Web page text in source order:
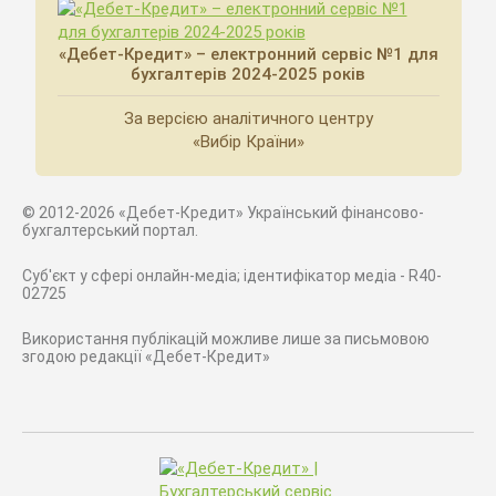
«Дебет-Кредит» – електронний сервіс №1 для
бухгалтерів 2024-2025 років
За версією аналітичного центру
«Вибір Країни»
© 2012-2026 «Дебет-Кредит» Український фінансово-
бухгалтерський портал.
Суб'єкт у сфері онлайн-медіа; ідентифікатор медіа - R40-
02725
Використання публікацій можливе лише за письмовою
згодою редакції «Дебет-Кредит»